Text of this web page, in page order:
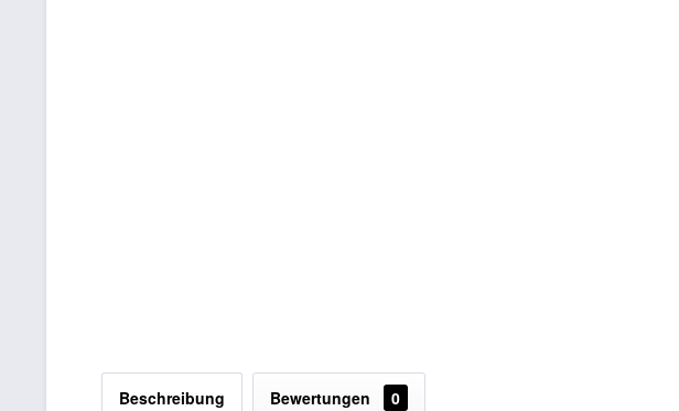
Beschreibung Bewertungen 0